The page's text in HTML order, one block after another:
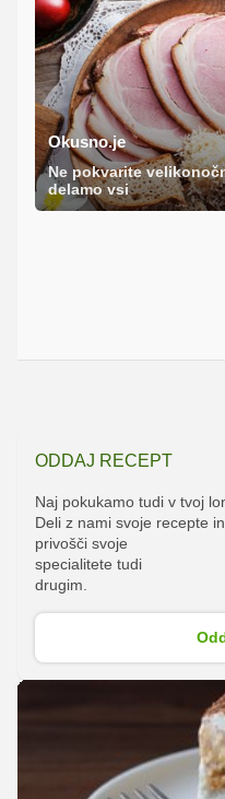
Okusno.je
Ne pokvarite
delamo vsi
ODDAJ RECEPT
Naj pokukamo tudi v tvoj
Deli z nami svoje recepte in
privošči svoje
specialitete tudi
drugim.